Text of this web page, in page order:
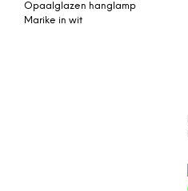
Opaalglazen hanglamp
Marike in wit